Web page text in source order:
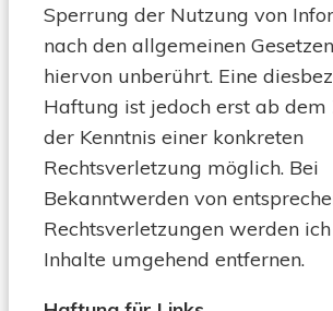
Sperrung der Nutzung von
nach den allgemeinen
hiervon unberührt. Eine
Haftung ist jedoch erst ab
der Kenntnis einer konkreten
Rechtsverletzung möglich. Bei
Bekanntwerden von
Rechtsverletzungen werden
Inhalte umgehend entfernen.